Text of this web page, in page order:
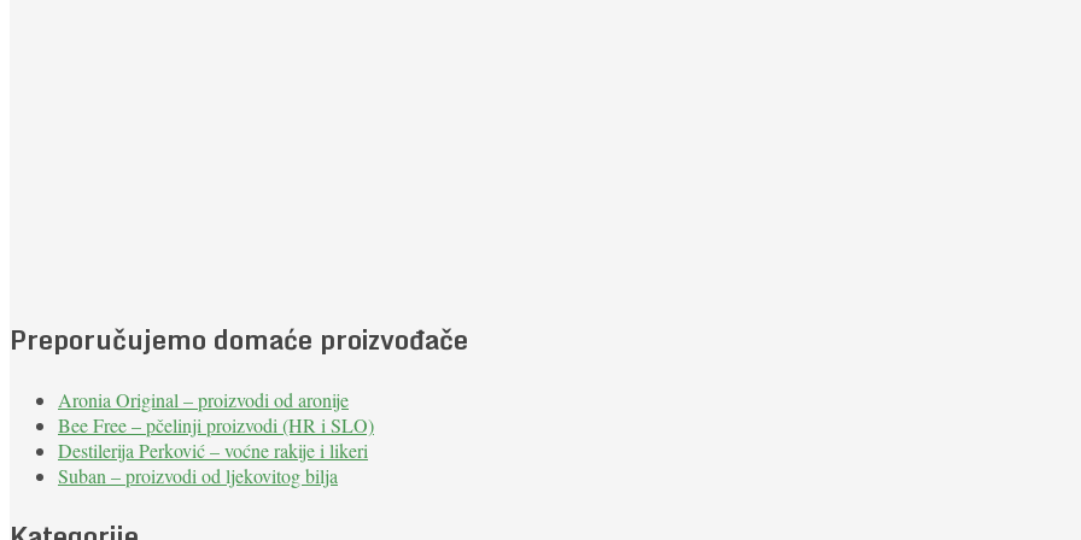
Preporučujemo domaće proizvođače
Aronia Original – proizvodi od aronije
Bee Free – pčelinji proizvodi (HR i SLO)
Destilerija Perković – voćne rakije i likeri
Suban – proizvodi od ljekovitog bilja